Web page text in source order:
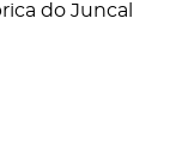
do Juncal